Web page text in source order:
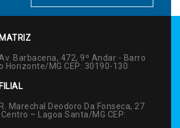
MATRIZ
Av. Barbacena, 472, 9º Andar - Barro
Horizonte/MG CEP: 30190-130
FILIAL
R. Marechal Deodoro Da Fonseca, 27
– Lagoa Santa/MG CEP: